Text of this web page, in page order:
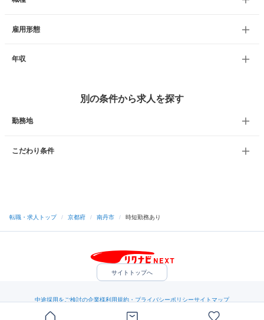
雇用形態
年収
別の条件から求人を探す
勤務地
こだわり条件
転職・求人トップ / 京都府 / 南丹市 / 時短勤務あり
サイトトップへ
中途採用をご検討の企業様利用規約・プライバシーポリシーサイトマップ
（C）Indeed Inc.